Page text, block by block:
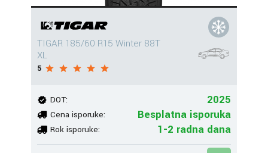
TIGAR 185/60 R15 Winter 88T
XL
5
DOT: 2025
Cena isporuke: Besplatna isporuka
Rok isporuke: 1-2 radna dana